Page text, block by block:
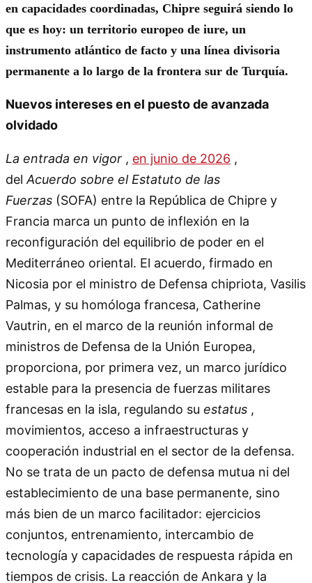
en capacidades coordinadas, Chipre seguirá siendo lo
que es hoy: un territorio europeo de iure, un
instrumento atlántico de facto y una línea divisoria
permanente a lo largo de la frontera sur de Turquía.
Nuevos intereses en el puesto de avanzada
olvidado
La entrada en vigor , en junio de 2026 ,
del Acuerdo sobre el Estatuto de las
Fuerzas (SOFA) entre la República de Chipre y
Francia marca un punto de inflexión en la
reconfiguración del equilibrio de poder en el
Mediterráneo oriental. El acuerdo, firmado en
Nicosia por el ministro de Defensa chipriota, Vasilis
Palmas, y su homóloga francesa, Catherine
Vautrin, en el marco de la reunión informal de
ministros de Defensa de la Unión Europea,
proporciona, por primera vez, un marco jurídico
estable para la presencia de fuerzas militares
francesas en la isla, regulando su estatus ,
movimientos, acceso a infraestructuras y
cooperación industrial en el sector de la defensa.
No se trata de un pacto de defensa mutua ni del
establecimiento de una base permanente, sino
más bien de un marco facilitador: ejercicios
conjuntos, entrenamiento, intercambio de
tecnología y capacidades de respuesta rápida en
tiempos de crisis. La reacción de Ankara y la